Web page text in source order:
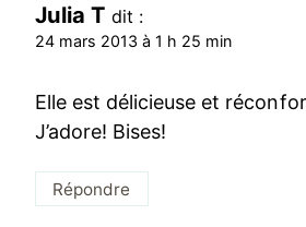
Julia T dit :
24 mars 2013 à 1 h 25 min
Elle est délicieuse et
J’adore! Bises!
Répondre